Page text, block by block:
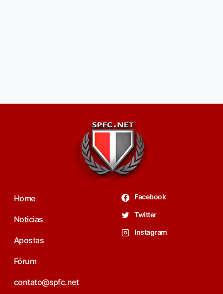
Home
Noticias
Apostas
Fórum
contato@spfc.net
Facebook
Twitter
Instagram